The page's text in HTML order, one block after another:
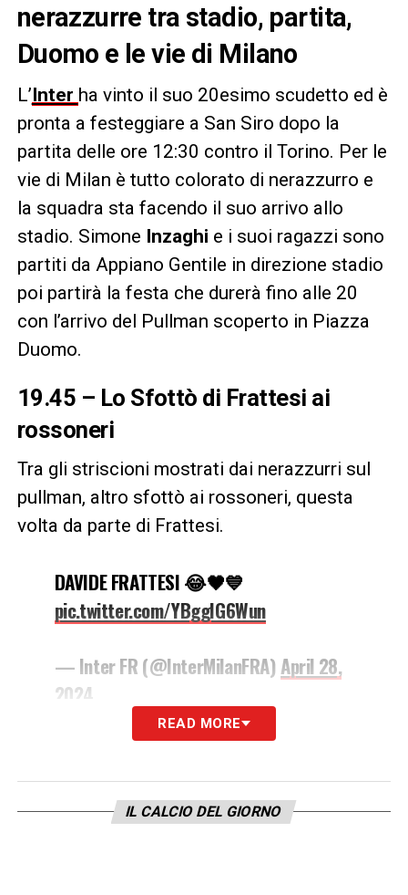
nerazzurre tra stadio, partita,
Duomo e le vie di Milano
L’Inter ha vinto il suo 20esimo scudetto ed è
pronta a festeggiare a San Siro dopo la
partita delle ore 12:30 contro il Torino. Per le
vie di Milan è tutto colorato di nerazzurro e
la squadra sta facendo il suo arrivo allo
stadio. Simone Inzaghi e i suoi ragazzi sono
partiti da Appiano Gentile in direzione stadio
poi partirà la festa che durerà fino alle 20
con l’arrivo del Pullman scoperto in Piazza
Duomo.
19.45 – Lo Sfottò di Frattesi ai
rossoneri
Tra gli striscioni mostrati dai nerazzurri sul
pullman, altro sfottò ai rossoneri, questa
volta da parte di Frattesi.
DAVIDE FRATTESI 😂🖤💙
pic.twitter.com/YBggIG6Wun
— Inter FR (@InterMilanFRA) April 28,
2024
Duomo
Dalla terrazza in Piazza Duomo si affaccia
READ MORE
IL CALCIO DEL GIORNO